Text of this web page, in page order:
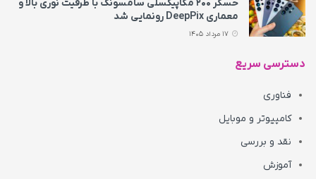
حسگر ۲۰۰ مگاپیکسلی سامسونگ با ظرفیت نوری بالا و
معماری DeepPix رونمایی شد
دسترسی سریع
فناوری
کامپیوتر و موبایل
نقد و بررسی
آموزش